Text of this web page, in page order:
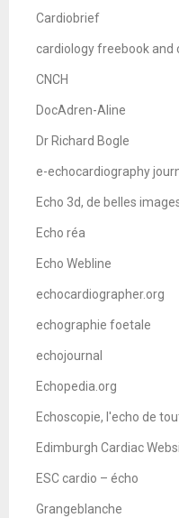
Cardiobrief
cardiology freebook and
CNCH
DocAdren-Aline
Dr Richard Bogle
e-echocardiography
Echo 3d, de belles
Echo réa
Echo Webline
echocardiographer.org
echographie foetale
echojournal
Echopedia.org
Echoscopie, l'echo de
Edimburgh Cardiac
ESC cardio – écho
Grangeblanche